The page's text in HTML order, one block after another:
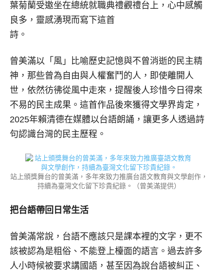
葉菊蘭受邀坐在總統就職典禮觀禮台上，心中感觸
良多，靈感湧現而寫下這首
詩。
曾美滿以「風」比喻歷史記憶與不曾消逝的民主精
神，那些曾為自由與人權奮鬥的人，即使離開人
世，依然彷彿從風中走來，提醒後人珍惜今日得來
不易的民主成果。這首作品後來獲得文學界肯定，
2025年賴清德在媒體以台語朗誦，讓更多人透過詩
句認識台灣的民主歷程。
站上頒獎舞台的曾美滿，多年來致力推廣台語文教育與文學創作，
持續為臺灣文化留下珍貴紀錄。（曾美滿提供）
把台語帶回日常生活
曾美滿常說，台語不應該只是課本裡的文字，更不
該被認為是粗俗、不能登上檯面的語言。過去許多
人小時候被要求講國語，甚至因為說台語被糾正、